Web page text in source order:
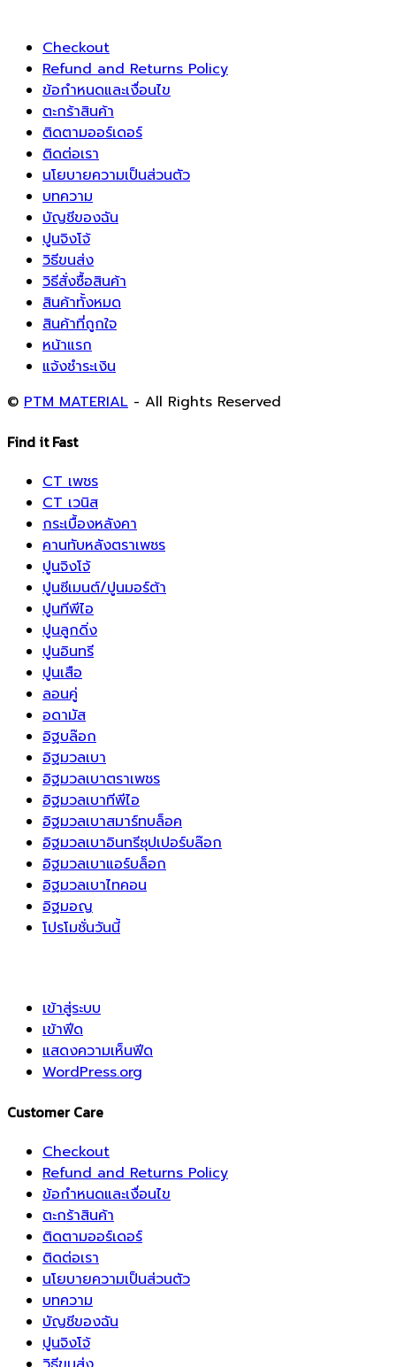
Checkout
Refund and Returns Policy
ข้อกำหนดและเงื่อนไข
ตะกร้าสินค้า
ติดตามออร์เดอร์
ติดต่อเรา
นโยบายความเป็นส่วนตัว
บทความ
บัญชีของฉัน
ปูนจิงโจ้
วิธีขนส่ง
วิธีสั่งซื้อสินค้า
สินค้าทั้งหมด
สินค้าที่ถูกใจ
หน้าแรก
แจ้งชำระเงิน
© PTM MATERIAL - All Rights Reserved
Find it Fast
CT เพชร
CT เวนิส
กระเบื้องหลังคา
คานทับหลังตราเพชร
ปูนจิงโจ้
ปูนซีเมนต์/ปูนมอร์ต้า
ปูนทีพีไอ
ปูนลูกดิ่ง
ปูนอินทรี
ปูนเสือ
ลอนคู่
อดามัส
อิฐบล๊อก
อิฐมวลเบา
อิฐมวลเบาตราเพชร
อิฐมวลเบาทีพีไอ
อิฐมวลเบาสมาร์ทบล็อค
อิฐมวลเบาอินทรีซุปเปอร์บล๊อก
อิฐมวลเบาแอร์บล็อก
อิฐมวลเบาไทคอน
อิฐมอญ
โปรโมชั่นวันนี้
เข้าสู่ระบบ
เข้าฟีด
แสดงความเห็นฟีด
WordPress.org
Customer Care
Checkout
Refund and Returns Policy
ข้อกำหนดและเงื่อนไข
ตะกร้าสินค้า
ติดตามออร์เดอร์
ติดต่อเรา
นโยบายความเป็นส่วนตัว
บทความ
บัญชีของฉัน
ปูนจิงโจ้